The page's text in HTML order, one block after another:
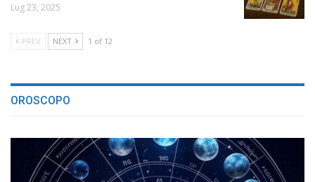
Lug 23, 2025
PREV NEXT 1 of 12
OROSCOPO